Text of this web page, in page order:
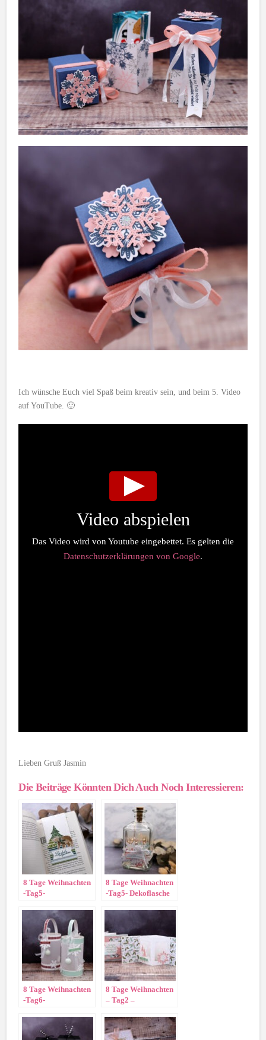
Ich wünsche Euch viel Spaß beim kreativ sein, und beim 5. Video
auf YouTube. 🙂
Video abspielen
Das Video wird von Youtube eingebettet. Es gelten die
Datenschutzerklärungen von Google.
Lieben Gruß Jasmin
Die Beiträge Könnten Dich Auch Noch Interessieren:
8 Tage Weihnachten
-Tag5-
8 Tage Weihnachten
-Tag5- Dekoflasche
8 Tage Weihnachten
-Tag6-
8 Tage Weihnachten
– Tag2 –